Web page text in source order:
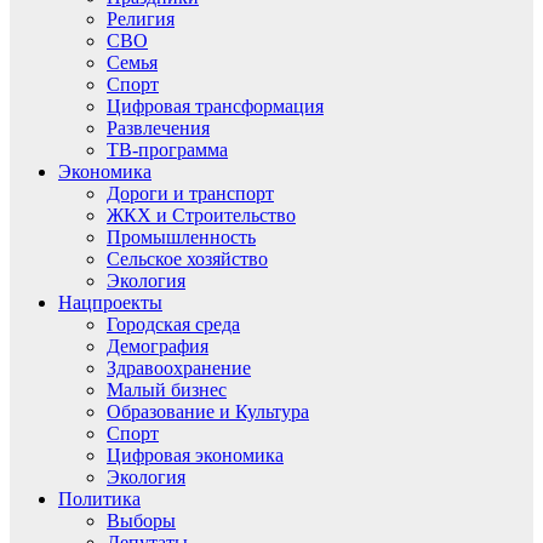
Религия
СВО
Семья
Спорт
Цифровая трансформация
Развлечения
ТВ-программа
Экономика
Дороги и транспорт
ЖКХ и Строительство
Промышленность
Сельское хозяйство
Экология
Нацпроекты
Городская среда
Демография
Здравоохранение
Малый бизнес
Образование и Культура
Спорт
Цифровая экономика
Экология
Политика
Выборы